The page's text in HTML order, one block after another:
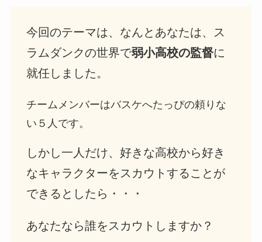
今回のテーマは、なんとあなたは、ス
ラムダンクの世界で弱小高校の監督に
就任しました。
チームメンバーはバスケへたっぴの頼りな
い５人です。
しかし一人だけ、好きな高校から好き
なキャラクターをスカウトすることが
できるとしたら・・・
あなたなら誰をスカウトしますか？